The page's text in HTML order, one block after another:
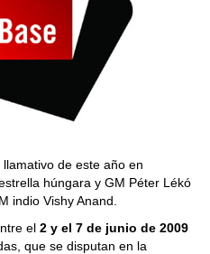
de este año en
húngara y GM Péter Lékó
indio Vishy Anand.
el 2 y el 7 de junio de 2009
que se disputan en la